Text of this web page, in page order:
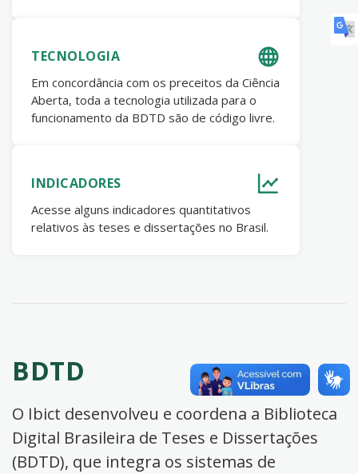
TECNOLOGIA
Em concordância com os preceitos da Ciência
Aberta, toda a tecnologia utilizada para o
funcionamento da BDTD são de código livre.
INDICADORES
Acesse alguns indicadores quantitativos
relativos às teses e dissertações no Brasil.
BDTD
O Ibict desenvolveu e coordena a Biblioteca
Digital Brasileira de Teses e Dissertações
(BDTD), que integra os sistemas de